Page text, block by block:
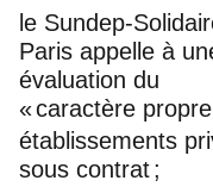
le Sundep-
Paris appelle à
évaluation du
«caractère propre
établissements
sous contrat;